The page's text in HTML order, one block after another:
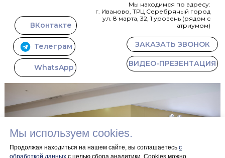
Мы используем cookies.
Продолжая находиться на нашем сайте, вы соглашаетесь с
Мы находимся по адресу:
г. Иваново, ТРЦ Серебряный город
ул. 8 марта, 32, 1 уровень (рядом с
атриумом)
ВКонтакте
Телеграм
WhatsApp
ЗАКАЗАТЬ ЗВОНОК
ВИДЕО-ПРЕЗЕНТАЦИЯ